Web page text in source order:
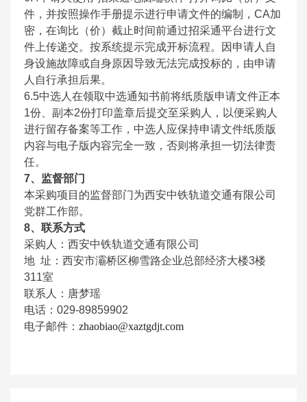
件，并按照操作手册提示进行申请文件的编制，CA加
密，在询比（价）截止时间前通过招采通平台进行文
件上传递交。按系统提示完成开标流程。因申请人自
身设施故障或自身原因导致无法完成投标的，由申请
人自行承担后果。
6.5中选人在领取中选通知书前将纸质版申请文件正本
1份、副本2份打印盖章后提交至采购人，以便采购人
进行留存备案等工作，中选人应保持申请文件纸质版
内容与电子版内容完全一致，否则将承担一切法律责
任。
7、监督部门
本采购项目的监督部门为西安中铁轨道交通有限公司
党群工作部。
8、联系方式
采购人：西安中铁轨道交通有限公司
地 址：西安市灞桥区柳雪路企业总部经济大楼3楼
311室
联系人：唐梦瑶
电话：029-89859902
电子邮件： zhaobiao@xaztgdjt.com